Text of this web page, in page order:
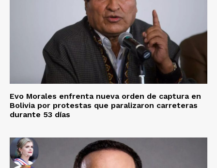
Evo Morales enfrenta nueva orden de captura en
Bolivia por protestas que paralizaron carreteras
durante 53 días